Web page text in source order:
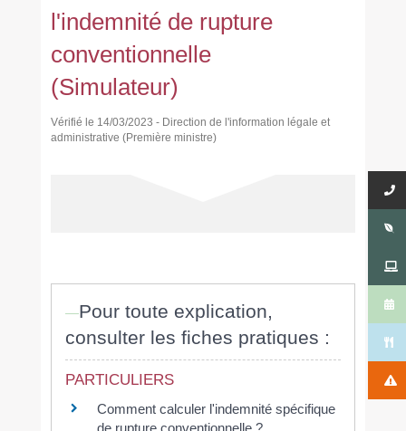
l'indemnité de rupture
conventionnelle
(Simulateur)
Vérifié le 14/03/2023 - Direction de l'information légale et
administrative (Première ministre)
Pour toute explication,
consulter les fiches pratiques :
PARTICULIERS
Comment calculer l'indemnité spécifique
de rupture conventionnelle ?